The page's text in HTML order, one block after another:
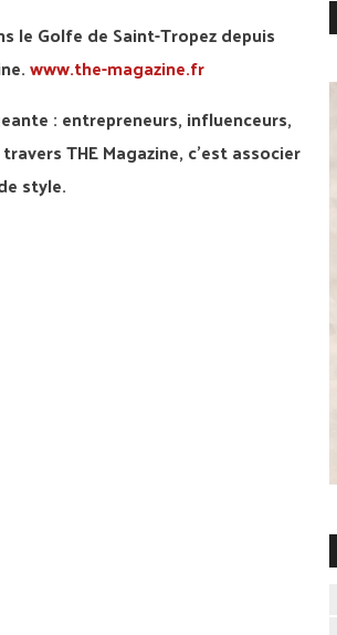
le Golfe de Saint-Tropez depuis
www.the-magazine.fr
: entrepreneurs, influenceurs,
THE Magazine, c’est associer
style.